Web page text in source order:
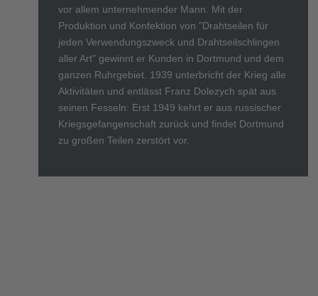
vor allem unternehmender Mann. Mit der
Produktion und Konfektion von "Drahtseilen für
jeden Verwendungszweck und Drahtseilschlingen
aller Art" gewinnt er Kunden in Dortmund und dem
ganzen Ruhrgebiet. 1939 unterbricht der Krieg alle
Aktivitäten und entlässt Franz Dolezych spät aus
seinen Fesseln: Erst 1949 kehrt er aus russischer
Kriegsgefangenschaft zurück und findet Dortmund
zu großen Teilen zerstört vor.